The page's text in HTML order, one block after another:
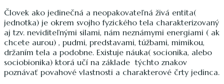
Človek ako jedinečná a neopakovateľná živá entita(
jednotka) je okrem svojho fyzického tela charakterizovaný
aj tzv. neviditeľnými silami, nám neznámymi energiami ( ak
chcete aurou) , pudmi, predstavami, túžbami, mimikou,
držaním tela a podobne. Existuje náuka( socionika, alebo
sociobionika) ktorá učí na základe týchto znakov
poznávať povahové vlastnosti a charakterové črty jedinca.